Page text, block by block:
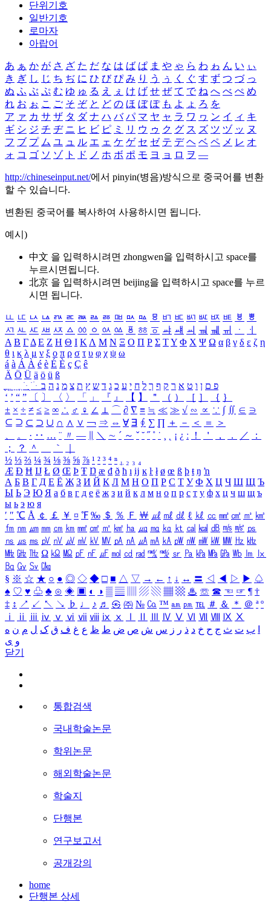
단위기호
일반기호
로마자
아랍어
あ ぁ か が さ ざ た だ な は ば ぱ ま や ゃ ら わ ゎ ん い ぃ
き ぎ し じ ち ぢ に ひ び ぴ み り う ぅ く ぐ す ず つ づ っ
ぬ ふ ぶ ぷ む ゆ ゅ る え ぇ け げ せ ぜ て で ね へ べ ぺ め
れ お ぉ こ ご そ ぞ と ど の ほ ぼ ぽ も よ ょ ろ を
ア ァ カ サ ザ タ ダ ナ ハ バ パ マ ヤ ャ ラ ワ ヮ ン イ ィ キ
ギ シ ジ チ ヂ ニ ヒ ビ ピ ミ リ ウ ゥ ク グ ス ズ ツ ヅ ッ ヌ
フ ブ プ ム ユ ュ ル エ ェ ケ ゲ セ ゼ テ デ ヘ ベ ペ メ レ オ
ォ コ ゴ ソ ゾ ト ド ノ ホ ボ ポ モ ヨ ョ ロ ヲ ―
http://chineseinput.net/에서 pinyin(병음)방식으로 중국어를 변환
할 수 있습니다.
변환된 중국어를 복사하여 사용하시면 됩니다.
예시)
中文 을 입력하시려면 zhongwen을 입력하시고 space를
누르시면됩니다.
北京 을 입력하시려면 beijing을 입력하시고 space를 누르
시면 됩니다.
ㅥ ㅦ ㅧ ㅨ ㅩ ㅪ ㅫ ㅬ ㅭ ㅮ ㅯ ㅰ ㅱ ㅲ ㅳ ㅴ ㅵ ㅶ ㅷ ㅸ
ㅹ
ㅺ ㅻ ㅼ ㅽ ㅾ ㅿ ㆀ ㆁ ㆂ ㆃ ㆄ ㆅ ㆆ ㆇ ㆈ ㆉ ㆊ ㆋ ㆌ ㆍ
ㆎ
Α Β ΓΔ Ε Ζ Η Θ Ι ΚΛ Μ Ν Ξ Ο Π Ρ Σ ΤΥ Φ Χ Ψ Ω α β γ δ ε ζ η
θ ι κ λ μ ν ξ ο π ρ σ τ υ φ χ ψ ω
á à Á À é è É È ç Ç ê
Ä Ö Ü ä ö ü ß
ִֶֹ ֻּ ׁׂ פ ם ן ו ט א ר ק ף ך ל ח י ע כ ג ד ש ץ ת צ מ נ ה ב
‘ ’ “ ” 〔 〕 〈 〉 「 」 『 』 【 】 ＂ （ ） ［ ］ ｛ ｝
± × ÷ ≠ ≤ ≥ ∞ ∴ ♂ ♀ ∠ ⊥ ⌒ ∂ ∇ ≡ ≒ ≪ ≫ √ ∽ ∝ ∵ ∫ ∬ ∈ ∋
⊆ ⊇ ⊂ ⊃ ∪ ∩ ∧ ∨ ￢ ⇒ ⇔ ∀ ∃ ∮ ∑ ∏ ＋ － ＜ ＝
＞
、
。 · ‥ … ¨ 〃 ― ＼ ∼ ´ ～ ˇ ˘ ˝ ˚ ˙ ¸ ¡ ¿ ː ！ ＇ ， ． ／
：
；
？ ＾ ｀
½ ⅓ ⅔ ¼ ¾ ⅛ ⅜ ⅝ ⅞ ¹ ² ³ ⁴ ⁿ ₁ ₂ ₃ ₄
Æ Ð Ħ Ĳ Ł Ø Œ Þ Ŧ Ŋ æ đ ð ħ ı ĳ ĸ ŀ ł ø œ ß þ ŧ ŋ ŉ
А Б В Г Д Е Ё Ж З И Й К Л М Н О П Р С Т У Ф Х Ц Ч Ш Щ Ъ
Ы Ь Э Ю Я а б в г д е ё ж з и й к л м н о п р с т у ф х ц ч ш щ ъ
ы ь э ю я
′ ″ ℃ Å ￠ ￡ ￥ ¤ ℉ ‰ ＄ ％ Ｆ ￦ ㎕ ㎖ ㎗ ℓ ㎘ ㏄ ㎣ ㎤ ㎥ ㎦
㎙ ㎚ ㎛ ㎜ ㎝ ㎞ ㎟ ㎠ ㎡ ㎢ ㏊ ㎍ ㎎ ㎏ ㏏ ㎈ ㎉ ㏈ ㎧ ㎨ ㎰
㎱ ㎲ ㎳ ㎴ ㎵ ㎶ ㎷ ㎸ ㎹ ㎀ ㎁ ㎂ ㎃ ㎄ ㎺ ㎻ ㎽ ㎾ ㎿ ㎐ ㎑
㎒ ㎓ ㎔ Ω ㏀ ㏁ ㎊ ㎋ ㎌ ㏖ ㏅ ㎭ ㎮ ㎯ ㏛ ㎩ ㎪ ㎫ ㎬ ㏝ ㏐
㏓
㏃ ㏉ ㏜ ㏆
§ ※ ☆ ★ ○ ● ◎ ◇ ◆ □ ■ △ ▽ → ← ↑ ↓ ↔ 〓 ◁ ◀ ▷ ▶ ♤
♠ ♡ ♥ ♧ ♣ ⊙ ◈ ▣ ◐ ◑ ▒ ▤ ▨ ▧ ▦ ▩ ♨ ☏ ☎ ☜ ☞ ¶ †
‡ ↕ ↗ ↙ ↖ ↘ ♭ ♩ ♪ ♬ ㉿ ㈜ № ㏇ ™ ㏂ ㏘ ℡ ＃ ＆ ＊ ＠ ª º
ⅰ
ⅱ ⅲ ⅳ ⅴ ⅵ ⅶ ⅷ ⅸ ⅹ Ⅳ Ⅴ Ⅵ Ⅶ Ⅷ Ⅸ Ⅹ
ب ت ث ج ح خ د ذ ر ز س ش ص ض ط ظ ع غ ف ق ک ل م ن ه
و ی
닫기
통합검색
국내학술논문
학위논문
해외학술논문
학술지
단행본
연구보고서
공개강의
home
단행본 상세